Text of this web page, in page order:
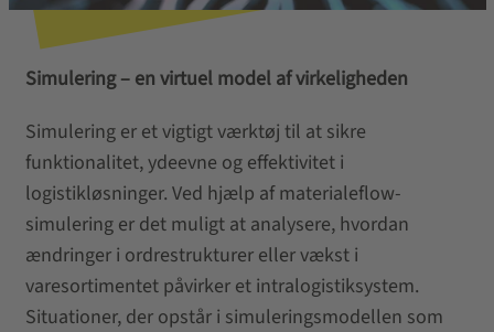
Simulering – en virtuel model af virkeligheden
Simulering er et vigtigt værktøj til at sikre
funktionalitet, ydeevne og effektivitet i
logistikløsninger. Ved hjælp af materialeflow-
simulering er det muligt at analysere, hvordan
ændringer i ordrestrukturer eller vækst i
varesortimentet påvirker et intralogistiksystem.
Situationer, der opstår i simuleringsmodellen som